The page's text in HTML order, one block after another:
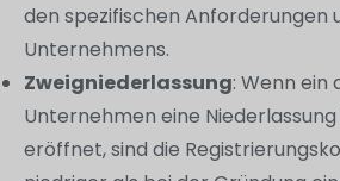
den spezifischen Anforderungen
Unternehmens.
Zweigniederlassung: Wenn ein
Unternehmen eine
eröffnet, sind die